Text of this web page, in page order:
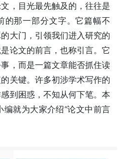
，目光最先触及的，往往是
的那一部分文字。它篇幅不
大门，引领我们进入研究的
论文的前言，也称引言。它
，而是一篇文章能否抓住读
关键。许多初涉学术写作的
到困惑，不知从何下笔。本
编就为大家介绍“论文中前言